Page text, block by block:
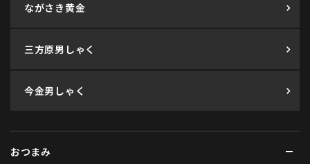
ながさき黄金
三方原男しゃく
今金男しゃく
おつまみ